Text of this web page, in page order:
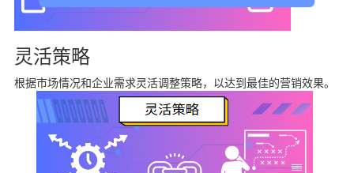
灵活策略
根据市场情况和企业需求灵活调整策略，以达到最佳的营销效果。